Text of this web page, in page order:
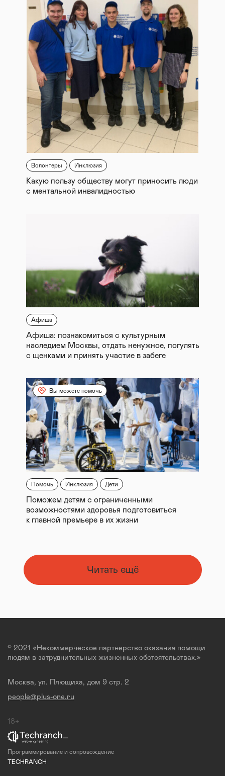
Волонтеры Инклюзия
Какую пользу обществу могут приносить люди
с ментальной инвалидностью
Афиша
Афиша: познакомиться с культурным
наследием Москвы, отдать ненужное, погулять
с щенками и принять участие в забеге
Вы можете помочь
Помочь Инклюзия Дети
Поможем детям с ограниченными
возможностями здоровья подготовиться
к главной премьере в их жизни
Читать ещё
© 2021 «Некоммерческое партнерство оказания помощи
людям в затруднительных жизненных обстоятельствах.»
Москва, ул. Плющиха, дом 9 стр. 2
people@plus-one.ru
18+
Программирование и сопровождение
TECHRANCH